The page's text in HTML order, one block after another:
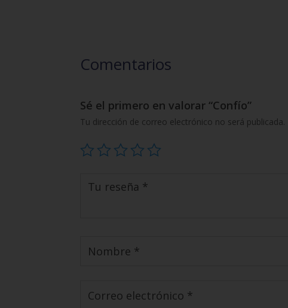
Comentarios
Sé el primero en valorar “Confío”
Tu dirección de correo electrónico no será publicada.